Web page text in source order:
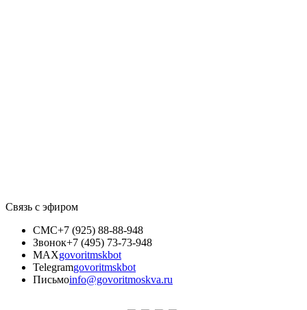
Связь с эфиром
СМС+7 (925) 88-88-948
Звонок+7 (495) 73-73-948
MAXgovoritmskbot
Telegramgovoritmskbot
Письмоinfo@govoritmoskva.ru